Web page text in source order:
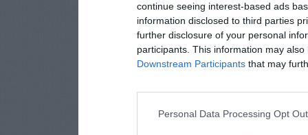
continue seeing interest-based ads
information disclosed to third parties
further disclosure of your personal
participants. This information may
Downstream Participants that may
Personal Data Processing Opt